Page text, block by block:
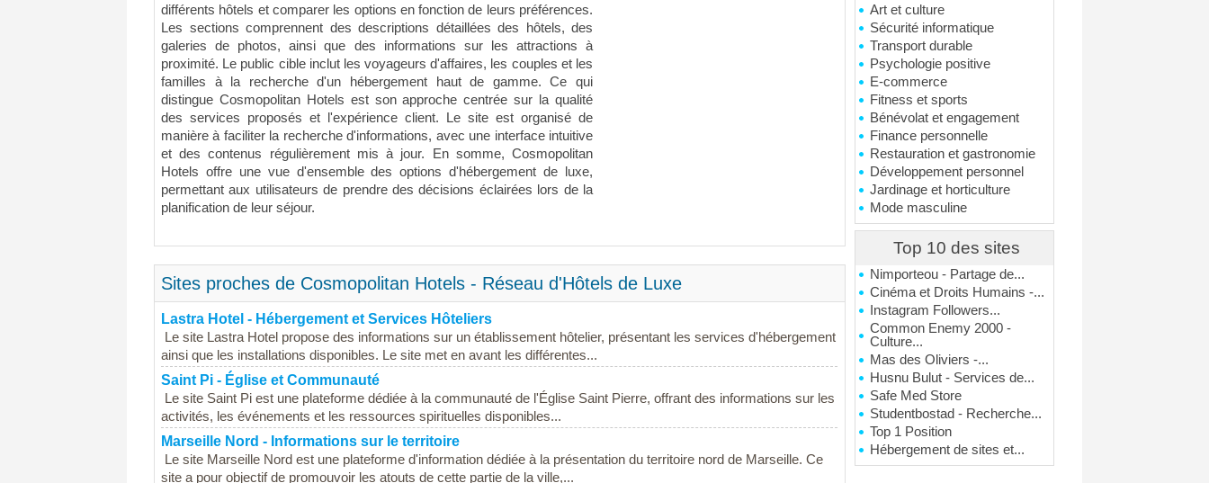
Art et culture
Sécurité informatique
Transport durable
Psychologie positive
E-commerce
Fitness et sports
Bénévolat et engagement
Finance personnelle
Restauration et gastronomie
Développement personnel
Jardinage et horticulture
Mode masculine
Top 10 des sites
Nimporteou - Partage de...
Cinéma et Droits Humains -...
Instagram Followers...
Common Enemy 2000 -
Culture...
Mas des Oliviers -...
Husnu Bulut - Services de...
Safe Med Store
Studentbostad - Recherche...
Top 1 Position
Hébergement de sites et...
différents hôtels et comparer les options en fonction de leurs préférences.
Les sections comprennent des descriptions détaillées des hôtels, des
galeries de photos, ainsi que des informations sur les attractions à
proximité. Le public cible inclut les voyageurs d'affaires, les couples et les
familles à la recherche d'un hébergement haut de gamme. Ce qui
distingue Cosmopolitan Hotels est son approche centrée sur la qualité
des services proposés et l'expérience client. Le site est organisé de
manière à faciliter la recherche d'informations, avec une interface intuitive
et des contenus régulièrement mis à jour. En somme, Cosmopolitan
Hotels offre une vue d'ensemble des options d'hébergement de luxe,
permettant aux utilisateurs de prendre des décisions éclairées lors de la
planification de leur séjour.
Sites proches de Cosmopolitan Hotels - Réseau d'Hôtels de Luxe
Lastra Hotel - Hébergement et Services Hôteliers
Le site Lastra Hotel propose des informations sur un établissement hôtelier, présentant les services d'hébergement
ainsi que les installations disponibles. Le site met en avant les différentes...
Saint Pi - Église et Communauté
Le site Saint Pi est une plateforme dédiée à la communauté de l'Église Saint Pierre, offrant des informations sur les
activités, les événements et les ressources spirituelles disponibles...
Marseille Nord - Informations sur le territoire
Le site Marseille Nord est une plateforme d'information dédiée à la présentation du territoire nord de Marseille. Ce
site a pour objectif de promouvoir les atouts de cette partie de la ville,...